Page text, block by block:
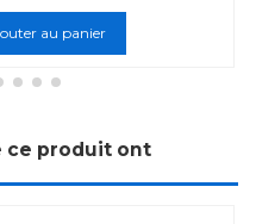
au panier
ce produit ont